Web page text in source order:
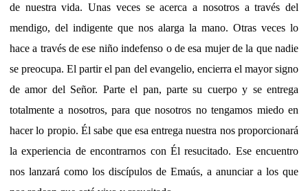
de nuestra vida. Unas veces se acerca a nosotros a través del
mendigo, del indigente que nos alarga la mano. Otras veces lo
hace a través de ese niño indefenso o de esa mujer de la que nadie
se preocupa. El partir el pan del evangelio, encierra el mayor signo
de amor del Señor. Parte el pan, parte su cuerpo y se entrega
totalmente a nosotros, para que nosotros no tengamos miedo en
hacer lo propio. Él sabe que esa entrega nuestra nos proporcionará
la experiencia de encontrarnos con Él resucitado. Ese encuentro
nos lanzará como los discípulos de Emaús, a anunciar a los que